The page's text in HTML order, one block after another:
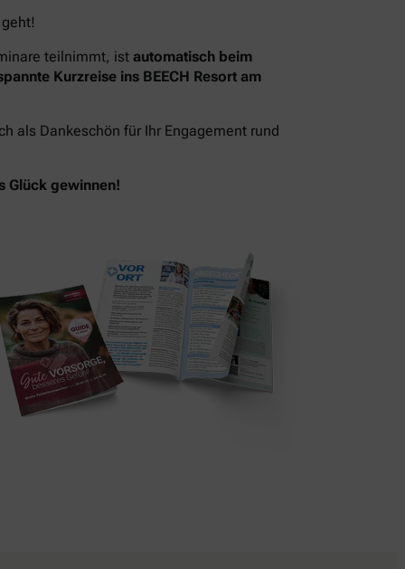
teilnimmt, ist automatisch beim
Kurzreise ins BEECH Resort am
als Dankeschön für Ihr Engagement rund
Glück gewinnen!